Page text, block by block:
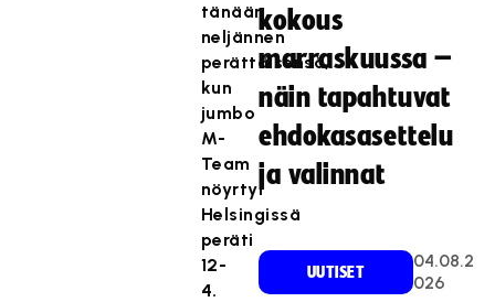
tänään
neljännen
perättäisensä,
kun
jumbo
M-
Team
nöyrtyi
Helsingissä
peräti
12-
4.
kokous
marraskuussa –
näin tapahtuvat
ehdokasasettelu
ja valinnat
UUTISET
04.08.2
026